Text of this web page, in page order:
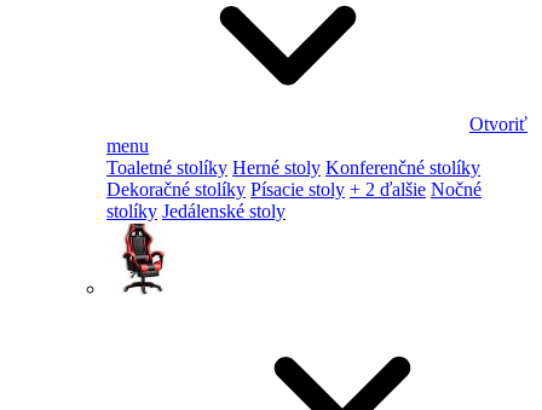
Otvoriť
menu
Toaletné stolíky Herné stoly Konferenčné stolíky
Dekoračné stolíky Písacie stoly + 2 ďalšie Nočné
stolíky Jedálenské stoly